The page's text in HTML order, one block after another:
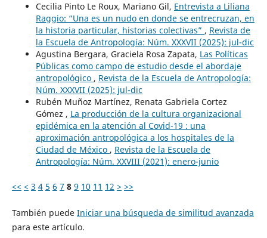
Cecilia Pinto Le Roux, Mariano Gil, Entrevista a Liliana
Raggio: “Una es un nudo en donde se entrecruzan, en
la historia particular, historias colectivas” , Revista de
la Escuela de Antropología: Núm. XXXVII (2025): jul-dic
Agustina Bergara, Graciela Rosa Zapata, Las Políticas
Públicas como campo de estudio desde el abordaje
antropológico , Revista de la Escuela de Antropología:
Núm. XXXVII (2025): jul-dic
Rubén Muñoz Martínez, Renata Gabriela Cortez
Gómez , La producción de la cultura organizacional
epidémica en la atención al Covid-19 : una
aproximación antropológica a los hospitales de la
Ciudad de México , Revista de la Escuela de
Antropología: Núm. XXVIII (2021): enero-junio
<< < 3 4 5 6 7 8 9 10 11 12 > >>
También puede Iniciar una búsqueda de similitud avanzada
para este artículo.